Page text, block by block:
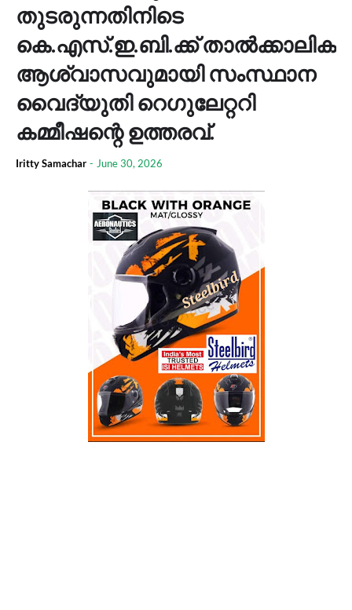
തുടരുന്നതിനിടെ
കെ.എസ്.ഇ.ബി.ക്ക് താല്‍ക്കാലിക
ആശ്വാസവുമായി സംസ്ഥാന
വൈദ്യുതി റെഗുലേറ്ററി
കമ്മീഷന്റെ ഉത്തരവ്.
Iritty Samachar - June 30, 2026